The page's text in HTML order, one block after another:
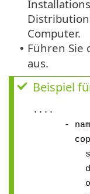
Computer.
• Führen Sie
aus.
Beispiel
....
- name:
src: ./
dest: /